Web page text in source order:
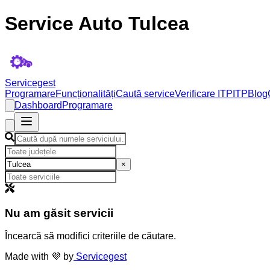
Service Auto Tulcea
Servicegest
ProgramareFuncționalitățiCaută serviceVerificare ITP ITPBlog
Dashboard Programare
×
Nu am găsit servicii
Încearcă să modifici criteriile de căutare.
Made with 💜 by Servicegest